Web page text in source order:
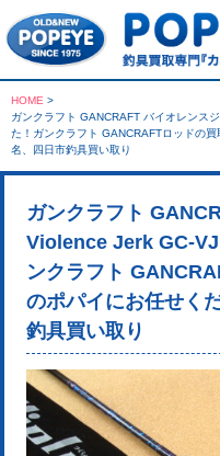
HOME >
ガンクラフト GANCRAFT バイオレンス
た！ガンクラフト GANCRAFTロッドの
名、四日市釣具買い取り
ガンクラフト
Violence Jerk GC-
ンクラフト
のポパイにお任せく
釣具買い取り